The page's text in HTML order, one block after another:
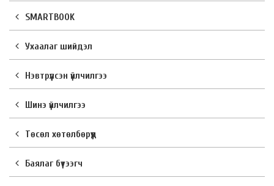
SMARTBOOK
Ухаалаг шийдэл
Нэвтрүүлсэн үйлчилгээ
Шинэ үйлчилгээ
Төсөл хөтөлбөрүүд
Баялаг бүтээгч